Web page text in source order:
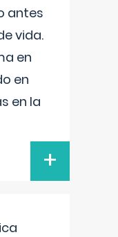
antes
vida.
en
en
en la
+